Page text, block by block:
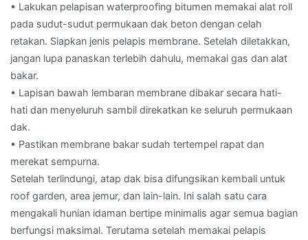
• Lakukan pelapisan waterproofing bitumen memakai alat roll
pada sudut-sudut permukaan dak beton dengan celah
retakan. Siapkan jenis pelapis membrane. Setelah diletakkan,
jangan lupa panaskan terlebih dahulu, memakai gas dan alat
bakar.
• Lapisan bawah lembaran membrane dibakar secara hati-
hati dan menyeluruh sambil direkatkan ke seluruh permukaan
dak.
• Pastikan membrane bakar sudah tertempel rapat dan
merekat sempurna.
Setelah terlindungi, atap dak bisa difungsikan kembali untuk
roof garden, area jemur, dan lain-lain. Ini salah satu cara
mengakali hunian idaman bertipe minimalis agar semua bagian
berfungsi maksimal. Terutama setelah memakai pelapis